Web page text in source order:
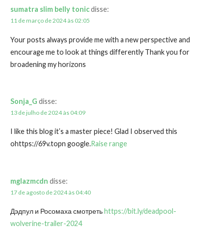
sumatra slim belly tonicdisse:
11 de março de 2024 às 02:05
Your posts always provide me with a new perspective and
encourage me to look at things differently Thank you for
broadening my horizons
Sonja_G disse:
13 de julho de 2024 às 04:09
I like this blog it’s a master piece! Glad I observed this
ohttps://69v.topn google.Raise range
mglazmcdn disse:
17 de agosto de 2024 às 04:40
Дэдпул и Росомаха смотретьhttps://bit.ly/deadpool-
wolverine-trailer-2024